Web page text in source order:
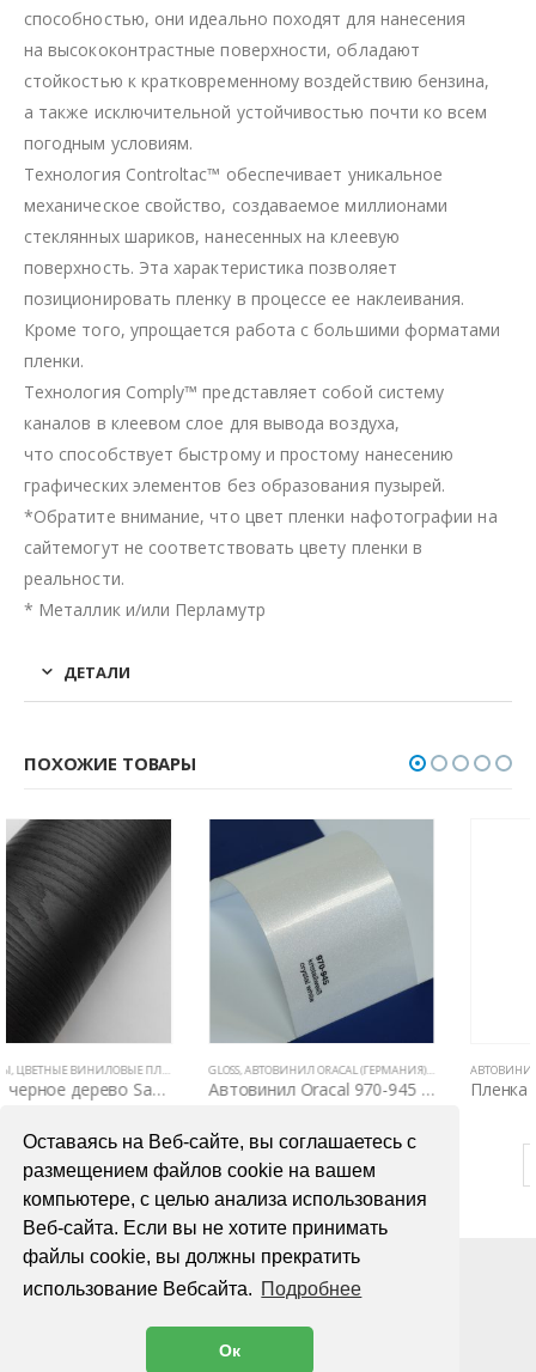
Оставаясь на Веб-сайте, вы соглашаетесь с
размещением файлов cookie на вашем
компьютере, с целью анализа использования
Веб-сайта. Если вы не хотите принимать
файлы cookie, вы должны прекратить
использование Вебсайта. Подробнее
Ок
способностью, они идеально походят для нанесения
на высококонтрастные поверхности, обладают
стойкостью к кратковременному воздействию бензина,
а также исключительной устойчивостью почти ко всем
погодным условиям.
Технология Controltac™ обеспечивает уникальное
механическое свойство, создаваемое миллионами
стеклянных шариков, нанесенных на клеевую
поверхность. Эта характеристика позволяет
позиционировать пленку в процессе ее наклеивания.
Кроме того, упрощается работа с большими форматами
пленки.
Технология Comply™ представляет собой систему
каналов в клеевом слое для вывода воздуха,
что способствует быстрому и простому нанесению
графических элементов без образования пузырей.
*Обратите внимание, что цвет пленки нафотографии на
сайтемогут не соответствовать цвету пленки в
реальности.
* Металлик и/или Перламутр
ДЕТАЛИ
ПОХОЖИЕ ТОВАРЫ
, ПЛЕНКИ С ФАКТУРОЙ ДЕРЕВА И КОЖИ
GLOSS,АВТОВИНИЛ ORACAL (ГЕРМАНИЯ),ВСЕ ТОВАРЫ,ЦВЕТНЫЕ ВИНИЛОВЫЕ ПЛЕНКИ
Автовинил Oracal 970-945 crystal white – кристаллический белый, глянец
В КОРЗИНУ
АВТОВИНИЛ ORACAL (ГЕРМАНИЯ) ,ВСЕ ТОВАРЫ
Пленка Oracal 8300 для оптики автомобиля
В КОРЗИНУ